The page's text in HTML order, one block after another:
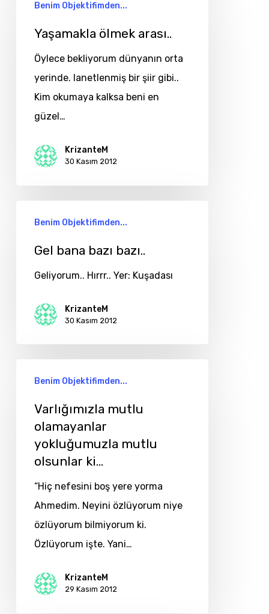
ölmek
arası..
Benim Objektifimden...
Yaşamakla ölmek arası..
Öylece bekliyorum dünyanın orta
yerinde. lanetlenmiş bir şiir gibi..
Kim okumaya kalksa beni en
güzel…
KrizanteM
30 Kasım 2012
bana
Benim Objektifimden...
Gel bana bazı bazı..
Geliyorum.. Hırrr.. Yer: Kuşadası
KrizanteM
30 Kasım 2012
mutlu
olamayanlar
yokluğumuzla
mutlu
olsunlar
Benim Objektifimden...
Varlığımızla mutlu
olamayanlar
yokluğumuzla mutlu
olsunlar ki…
“Hiç nefesini boş yere yorma
Ahmedim. Neyini özlüyorum niye
özlüyorum bilmiyorum ki.
Özlüyorum işte. Yani…
KrizanteM
29 Kasım 2012